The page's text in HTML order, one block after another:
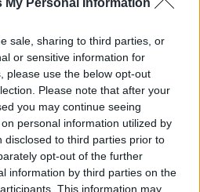
sale, sharing to third parties, or
or sensitive information for
please use the below opt-out
Please note that after your
you may continue seeing
personal information utilized by
disclosed to third parties prior to
opt-out of the further
information by third parties on the
This information may
garante
de emergência